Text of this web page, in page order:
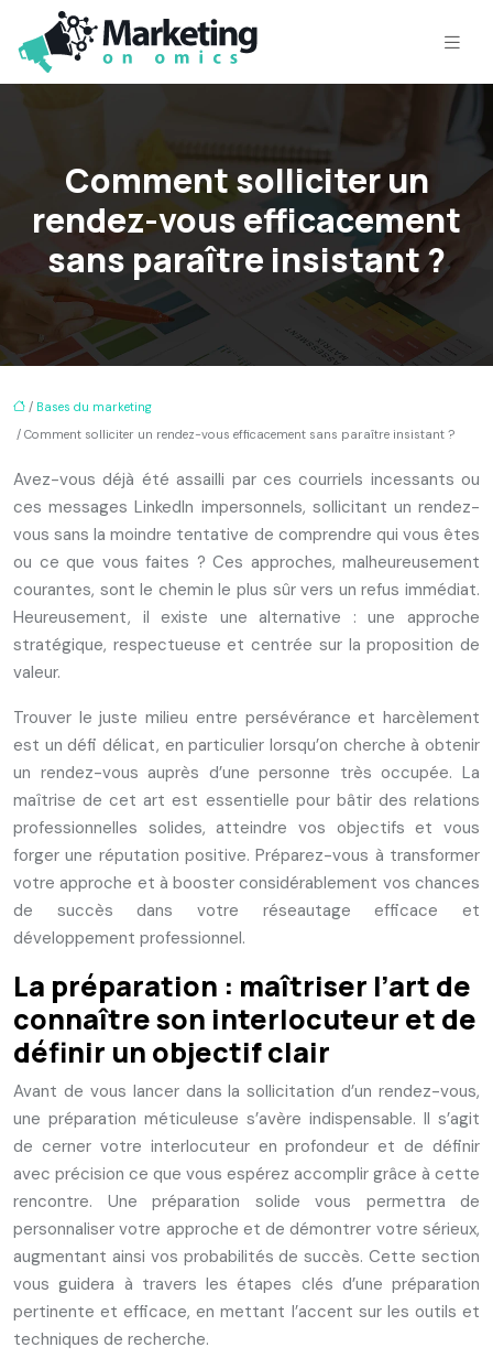
Comment solliciter un
rendez-vous efficacement
sans paraître insistant ?
/ Bases du marketing
/ Comment solliciter un rendez-vous efficacement sans paraître insistant ?
Avez-vous déjà été assailli par ces courriels incessants ou
ces messages LinkedIn impersonnels, sollicitant un rendez-
vous sans la moindre tentative de comprendre qui vous êtes
ou ce que vous faites ? Ces approches, malheureusement
courantes, sont le chemin le plus sûr vers un refus immédiat.
Heureusement, il existe une alternative : une approche
stratégique, respectueuse et centrée sur la proposition de
valeur.
Trouver le juste milieu entre persévérance et harcèlement
est un défi délicat, en particulier lorsqu’on cherche à obtenir
un rendez-vous auprès d’une personne très occupée. La
maîtrise de cet art est essentielle pour bâtir des relations
professionnelles solides, atteindre vos objectifs et vous
forger une réputation positive. Préparez-vous à transformer
votre approche et à booster considérablement vos chances
de succès dans votre réseautage efficace et
développement professionnel.
La préparation : maîtriser l’art de
connaître son interlocuteur et de
définir un objectif clair
Avant de vous lancer dans la sollicitation d’un rendez-vous,
une préparation méticuleuse s’avère indispensable. Il s’agit
de cerner votre interlocuteur en profondeur et de définir
avec précision ce que vous espérez accomplir grâce à cette
rencontre. Une préparation solide vous permettra de
personnaliser votre approche et de démontrer votre sérieux,
augmentant ainsi vos probabilités de succès. Cette section
vous guidera à travers les étapes clés d’une préparation
pertinente et efficace, en mettant l’accent sur les outils et
techniques de recherche.